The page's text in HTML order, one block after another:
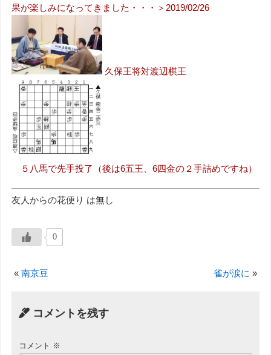
果が楽しみになってきました・・・＞2019/02/26
久保王将対渡辺棋王
５八馬で先手投了（後は6五王、6四金の２手詰めですね）
友人からの花便り は無し
0
« 南京豆 雀が涙に »
コメントを残す
コメント ※